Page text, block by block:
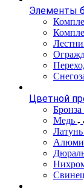
Элементы
Цветной
Бронза
Медь
Латунь
Свинец